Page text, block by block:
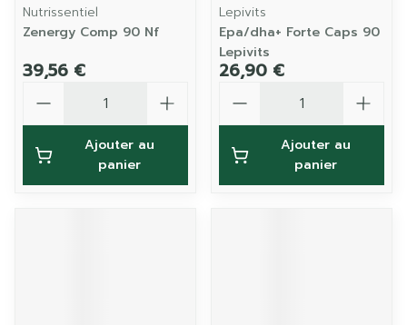
Nutrissentiel
Zenergy Comp 90 Nf
39,56 €
Ajouter au
panier
Lepivits
Epa/dha+ Forte Caps 90
Lepivits
26,90 €
Ajouter au
panier